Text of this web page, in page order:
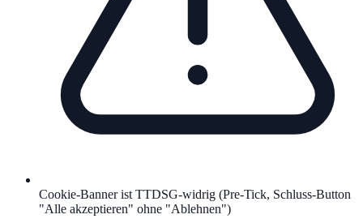
Cookie-Banner ist TTDSG-widrig (Pre-Tick, Schluss-Button
"Alle akzeptieren" ohne "Ablehnen")